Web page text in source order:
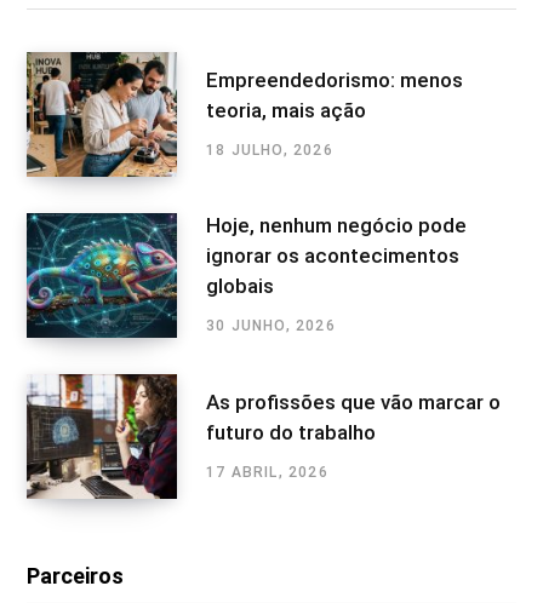
Empreendedorismo: menos
teoria, mais ação
18 JULHO, 2026
Hoje, nenhum negócio pode
ignorar os acontecimentos
globais
30 JUNHO, 2026
As profissões que vão marcar o
futuro do trabalho
17 ABRIL, 2026
Parceiros